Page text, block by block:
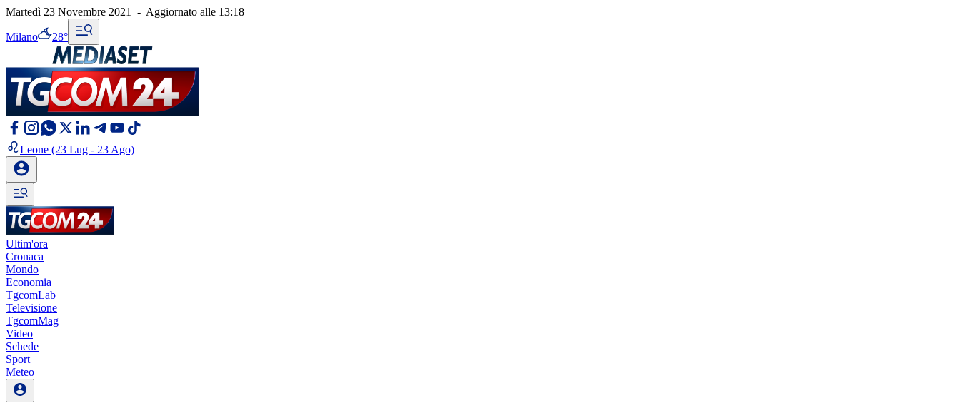
Martedì 23 Novembre 2021 - Aggiornato alle 13:18
Milano 28°
Leone (23 Lug - 23 Ago)
Ultim'ora
Cronaca
Mondo
Economia
TgcomLab
Televisione
TgcomMag
Video
Schede
Sport
Meteo